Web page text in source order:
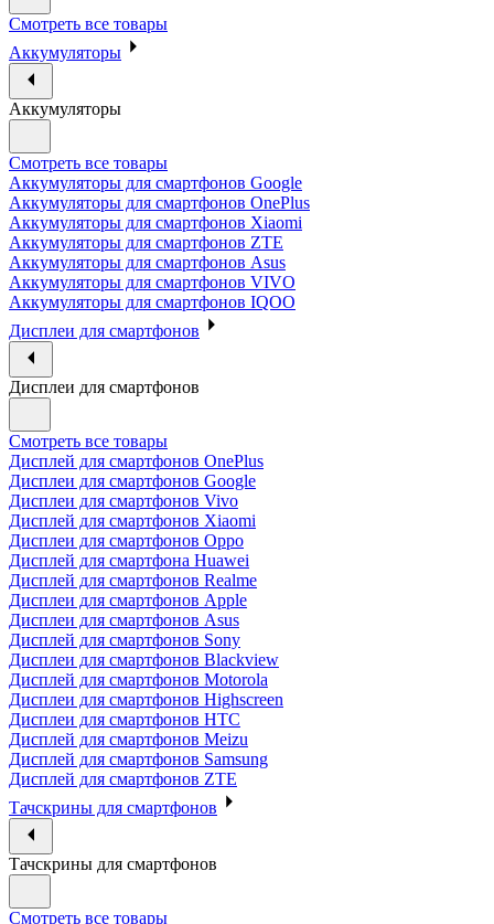
Смотреть все товары
Аккумуляторы
Аккумуляторы
Смотреть все товары
Аккумуляторы для смартфонов Google
Аккумуляторы для смартфонов OnePlus
Аккумуляторы для смартфонов Xiaomi
Аккумуляторы для смартфонов ZTE
Аккумуляторы для cмартфонов Asus
Аккумуляторы для смартфонов VIVO
Аккумуляторы для смартфонов IQOO
Дисплеи для смартфонов
Дисплеи для смартфонов
Смотреть все товары
Дисплей для смартфонов OnePlus
Дисплеи для смартфонов Google
Дисплеи для смартфонов Vivo
Дисплей для смартфонов Xiaomi
Дисплеи для смартфонов Oppo
Дисплей для смартфона Huawei
Дисплей для смартфонов Realme
Дисплеи для смартфонов Apple
Дисплеи для смартфонов Asus
Дисплей для смартфонов Sony
Дисплеи для смартфонов Blackview
Дисплей для смартфонов Motorola
Дисплеи для смартфонов Highscreen
Дисплеи для смартфонов HTC
Дисплей для смартфонов Meizu
Дисплей для смартфонов Samsung
Дисплей для смартфонов ZTE
Тачскрины для смартфонов
Тачскрины для смартфонов
Смотреть все товары